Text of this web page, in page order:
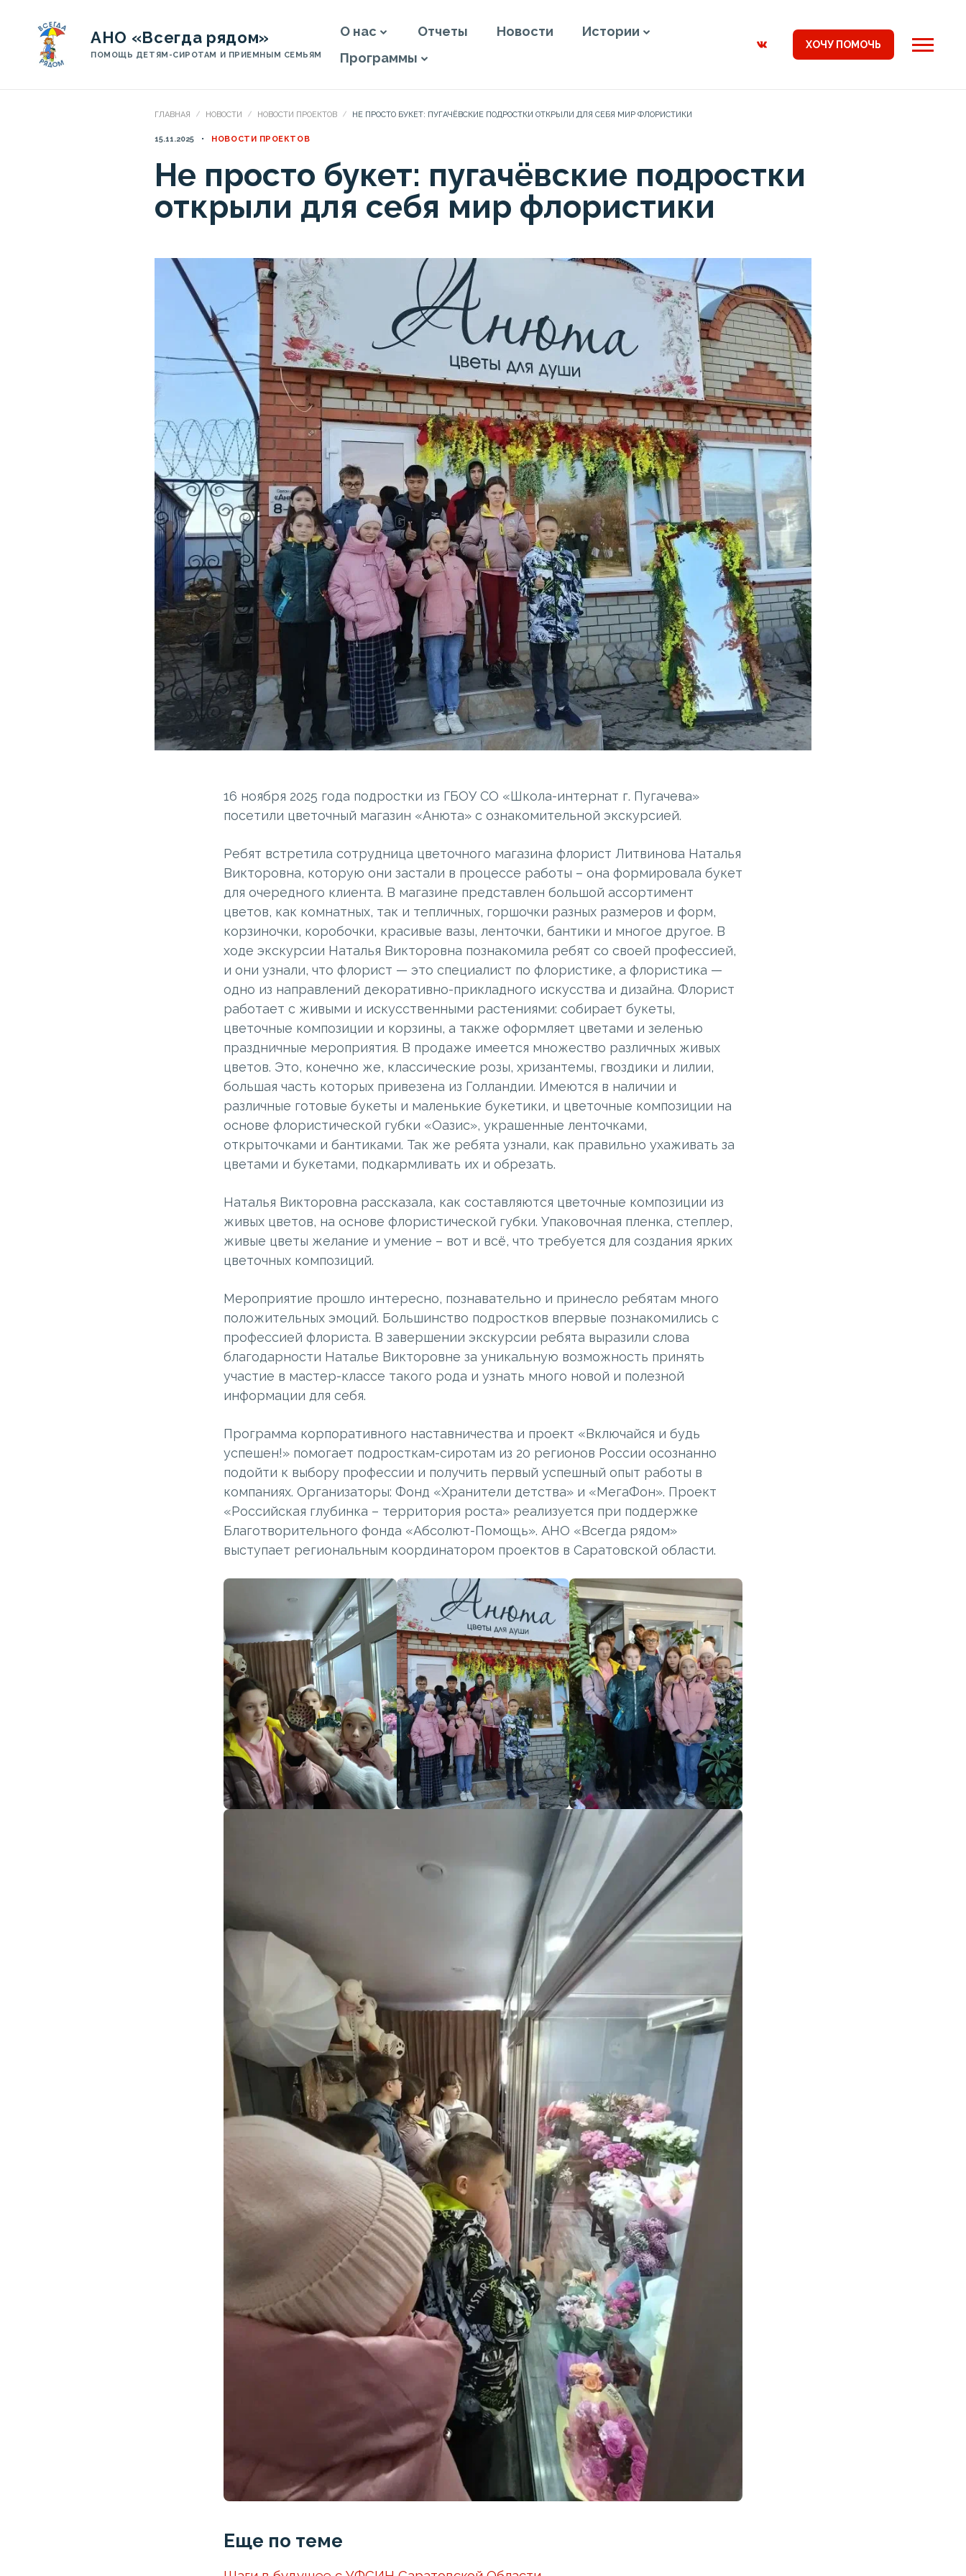
АНО «Всегда рядом»
ПОМОЩЬ ДЕТЯМ-СИРОТАМ И ПРИЕМНЫМ СЕМЬЯМ
О нас Отчеты Новости
Истории
Программы
ХОЧУ ПОМОЧЬ
ГЛАВНАЯ НОВОСТИ НОВОСТИ ПРОЕКТОВ НЕ ПРОСТО БУКЕТ: ПУГАЧЁВСКИЕ ПОДРОСТКИ ОТКРЫЛИ ДЛЯ СЕБЯ МИР ФЛОРИСТИКИ
15.11.2025 НОВОСТИ ПРОЕКТОВ
Не просто букет: пугачёвские подростки
открыли для себя мир флористики
16 ноября 2025 года подростки из ГБОУ СО «Школа-интернат г. Пугачева»
посетили цветочный магазин «Анюта» с ознакомительной экскурсией.
Ребят встретила сотрудница цветочного магазина флорист Литвинова Наталья
Викторовна, которую они застали в процессе работы – она формировала букет
для очередного клиента. В магазине представлен большой ассортимент
цветов, как комнатных, так и тепличных, горшочки разных размеров и форм,
корзиночки, коробочки, красивые вазы, ленточки, бантики и многое другое. В
ходе экскурсии Наталья Викторовна познакомила ребят со своей профессией,
и они узнали, что флорист — это специалист по флористике, а флористика —
одно из направлений декоративно-прикладного искусства и дизайна. Флорист
работает с живыми и искусственными растениями: собирает букеты,
цветочные композиции и корзины, а также оформляет цветами и зеленью
праздничные мероприятия. В продаже имеется множество различных живых
цветов. Это, конечно же, классические розы, хризантемы, гвоздики и лилии,
большая часть которых привезена из Голландии. Имеются в наличии и
различные готовые букеты и маленькие букетики, и цветочные композиции на
основе флористической губки «Оазис», украшенные ленточками,
открыточками и бантиками. Так же ребята узнали, как правильно ухаживать за
цветами и букетами, подкармливать их и обрезать.
Наталья Викторовна рассказала, как составляются цветочные композиции из
живых цветов, на основе флористической губки. Упаковочная пленка, степлер,
живые цветы желание и умение – вот и всё, что требуется для создания ярких
цветочных композиций.
Мероприятие прошло интересно, познавательно и принесло ребятам много
положительных эмоций. Большинство подростков впервые познакомились с
профессией флориста. В завершении экскурсии ребята выразили слова
благодарности Наталье Викторовне за уникальную возможность принять
участие в мастер-классе такого рода и узнать много новой и полезной
информации для себя.
Программа корпоративного наставничества и проект «Включайся и будь
успешен!» помогает подросткам-сиротам из 20 регионов России осознанно
подойти к выбору профессии и получить первый успешный опыт работы в
компаниях. Организаторы: Фонд «Хранители детства» и «МегаФон». Проект
«Российская глубинка – территория роста» реализуется при поддержке
Благотворительного фонда «Абсолют-Помощь». АНО «Всегда рядом»
выступает региональным координатором проектов в Саратовской области.
Еще по теме